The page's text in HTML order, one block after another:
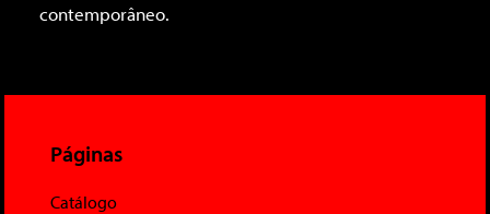
contemporâneo.
Páginas
Catálogo